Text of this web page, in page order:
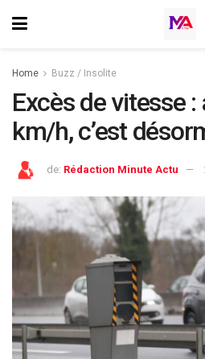
Home Buzz / Insolite
Excès de vitesse
km/h, c’est
de: Rédaction Minute Actu